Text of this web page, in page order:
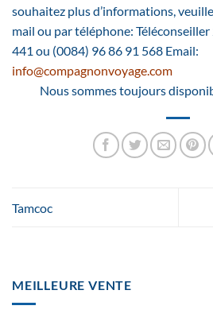
souhaitez plus d’informations,
mail ou par téléphone:
441 ou (0084) 96 86 91 568 Email:
info@compagnonvoyage.com
Nous sommes toujours
Tamcoc
MEILLEURE VENTE